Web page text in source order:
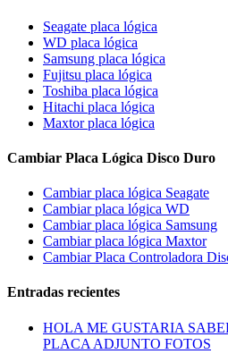
Seagate placa lógica
WD placa lógica
Samsung placa lógica
Fujitsu placa lógica
Toshiba placa lógica
Hitachi placa lógica
Maxtor placa lógica
Cambiar Placa Lógica Disco Duro
Cambiar placa lógica Seagate
Cambiar placa lógica WD
Cambiar placa lógica Samsung
Cambiar placa lógica Maxtor
Cambiar Placa Controladora
Entradas recientes
HOLA ME GUSTARIA
PLACA ADJUNTO FOTOS